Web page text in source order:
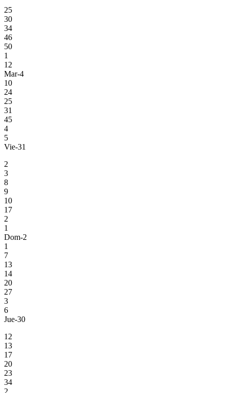
25
30
34
46
50
1
12
Mar-4
10
24
25
31
45
4
5
Vie-31
2
3
8
9
10
17
2
1
Dom-2
1
7
13
14
20
27
3
6
Jue-30
12
13
17
20
23
34
2